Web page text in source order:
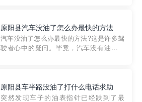
的送油师傅，解决没油的紧急情况。 首
先，让我们来了解一下穿...
原阳县汽车没油了怎么办最快的方法
汽车没油了怎么办最快的方法?这是许多驾
驶者心中的疑问。毕竟，汽车没有油就无
越者小程序是一款专门解决汽车没油问题
的在线服务平台。通过...
原阳县车半路没油了打什么电话求助
突然发现车子的油表指针已经跌到了最